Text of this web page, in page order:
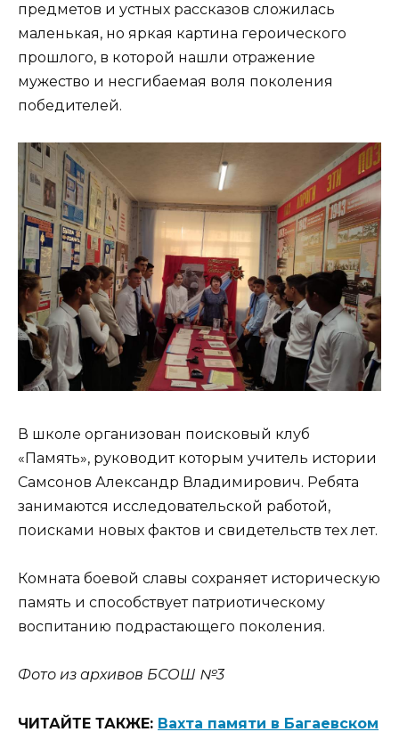
предметов и устных рассказов сложилась
маленькая, но яркая картина героического
прошлого, в которой нашли отражение
мужество и несгибаемая воля поколения
победителей.
В школе организован поисковый клуб
«Память», руководит которым учитель истории
Самсонов Александр Владимирович. Ребята
занимаются исследовательской работой,
поисками новых фактов и свидетельств тех лет.
Комната боевой славы сохраняет историческую
память и способствует патриотическому
воспитанию подрастающего поколения.
Фото из архивов БСОШ №3
ЧИТАЙТЕ ТАКЖЕ: Вахта памяти в Багаевском